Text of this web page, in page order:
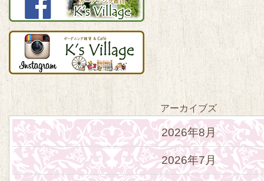
アーカイブズ
2026年8月
2026年7月